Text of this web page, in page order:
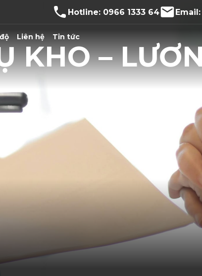
Hotline: 0966 1333 64 Email:
Liên hệ Tin tức
KHO –